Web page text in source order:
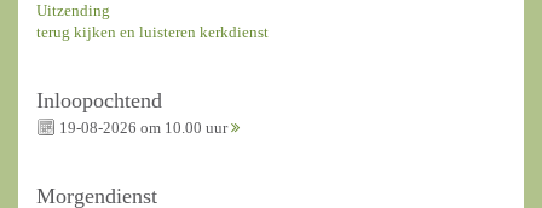
Uitzending
terug kijken en luisteren kerkdienst
Inloopochtend
19-08-2026 om 10.00 uur
Morgendienst